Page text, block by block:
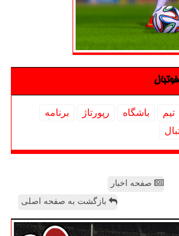
تیم باشگاه رپورتاژ
برنامه
صفحه اخبار
بازگشت به صفحه اصلی